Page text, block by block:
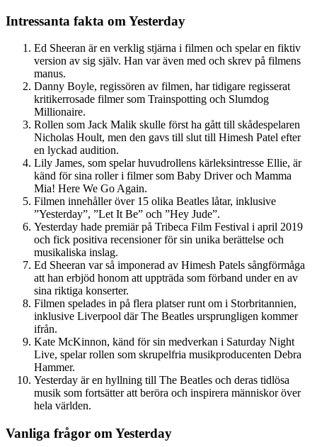
Intressanta fakta om Yesterday
Ed Sheeran är en verklig stjärna i filmen och spelar en fiktiv
version av sig själv. Han var även med och skrev på filmens
manus.
Danny Boyle, regissören av filmen, har tidigare regisserat
kritikerrosade filmer som Trainspotting och Slumdog
Millionaire.
Rollen som Jack Malik skulle först ha gått till skådespelaren
Nicholas Hoult, men den gavs till slut till Himesh Patel efter
en lyckad audition.
Lily James, som spelar huvudrollens kärleksintresse Ellie, är
känd för sina roller i filmer som Baby Driver och Mamma
Mia! Here We Go Again.
Filmen innehåller över 15 olika Beatles låtar, inklusive
”Yesterday”, ”Let It Be” och ”Hey Jude”.
Yesterday hade premiär på Tribeca Film Festival i april 2019
och fick positiva recensioner för sin unika berättelse och
musikaliska inslag.
Ed Sheeran var så imponerad av Himesh Patels sångförmåga
att han erbjöd honom att uppträda som förband under en av
sina riktiga konserter.
Filmen spelades in på flera platser runt om i Storbritannien,
inklusive Liverpool där The Beatles ursprungligen kommer
ifrån.
Kate McKinnon, känd för sin medverkan i Saturday Night
Live, spelar rollen som skrupelfria musikproducenten Debra
Hammer.
Yesterday är en hyllning till The Beatles och deras tidlösa
musik som fortsätter att beröra och inspirera människor över
hela världen.
Vanliga frågor om Yesterday